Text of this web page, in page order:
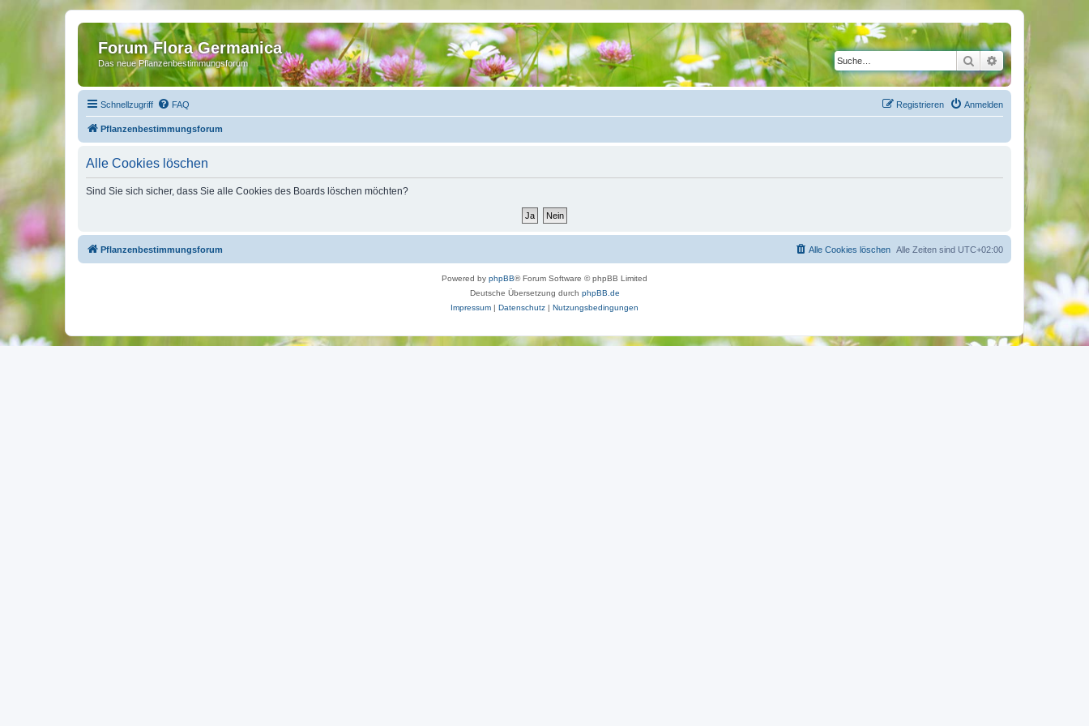
Forum Flora Germanica
Das neue Pflanzenbestimmungsforum SucheErweiterte Suche
Schnellzugriff FAQ Anmelden
Registrieren
Pflanzenbestimmungsforum
Alle Cookies löschen
Sind Sie sich sicher, dass Sie alle Cookies des Boards löschen möchten?
Pflanzenbestimmungsforum Alle Zeiten sind UTC+02:00
Alle Cookies löschen
Powered by phpBB® Forum Software © phpBB Limited
Deutsche Übersetzung durch phpBB.de
Impressum | Datenschutz | Nutzungsbedingungen